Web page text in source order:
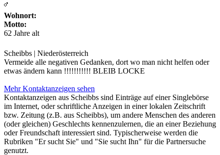
Wohnort:
Motto:
62 Jahre alt
Scheibbs | Niederösterreich
Vermeide alle negativen Gedanken, dort wo man nicht helfen oder
etwas ändern kann !!!!!!!!!!! BLEIB LOCKE
Mehr Kontaktanzeigen sehen
Kontaktanzeigen aus Scheibbs sind Einträge auf einer Singlebörse
im Internet, oder schriftliche Anzeigen in einer lokalen Zeitschrift
bzw. Zeitung (z.B. aus Scheibbs), um andere Menschen des anderen
(oder gleichen) Geschlechts kennenzulernen, die an einer Beziehung
oder Freundschaft interessiert sind. Typischerweise werden die
Rubriken "Er sucht Sie" und "Sie sucht Ihn" für die Partnersuche
genutzt.